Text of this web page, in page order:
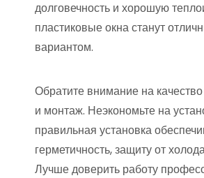
долговечность и хорошую
пластиковые окна станут
вариантом.
Обратите внимание на
и монтаж. Неэкономьте на
правильная установка
герметичность, защиту от
Лучше доверить работу